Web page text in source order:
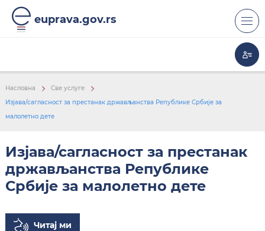
euprava.gov.rs
Насловна
Све услуге
Изјава/сагласност за престанак држављанства Републике Србије за
малолетно дете
Изјава/сагласност за престанак
држављанства Републике
Србије за малолетно дете
Читај ми